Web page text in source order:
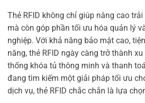
Thẻ RFID không chỉ giúp nâng cao
mà còn góp phần tối ưu hóa quản lý
nghiệp. Với khả năng bảo mật cao,
năng, thẻ RFID ngày càng trở thành
thống khóa tủ thông minh và thanh
đang tìm kiếm một giải pháp tối ưu
dịch vụ, thẻ RFID chắc chắn là lựa